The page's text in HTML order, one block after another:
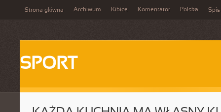
Strona główna Archiwum Kibice Komentator Polska Spis
SPORT